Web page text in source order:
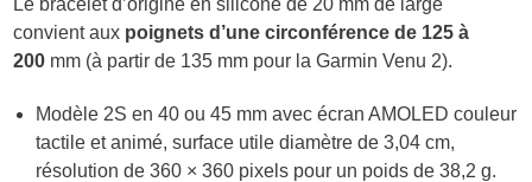
convient aux poignets d’une circonférence de 125 à
200 mm (à partir de 135 mm pour la Garmin Venu 2).
Modèle 2S en 40 ou 45 mm avec écran AMOLED couleur
tactile et animé, surface utile diamètre de 3,04 cm,
résolution de 360 × 360 pixels pour un poids de 38,2 g.